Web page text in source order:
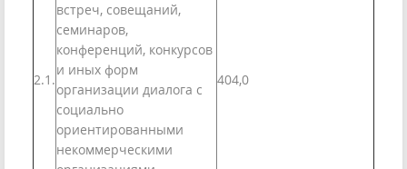
2.1.
встреч, совещаний,
семинаров,
конференций, конкурсов
и иных форм
организации диалога с
социально
ориентированными
некоммерческими
404,0